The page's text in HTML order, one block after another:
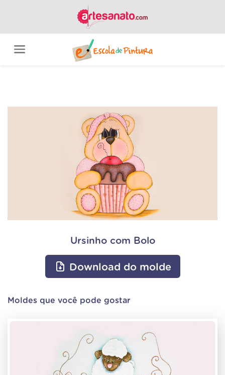
Ursinho com Bolo
Download do molde
Moldes que você pode gostar